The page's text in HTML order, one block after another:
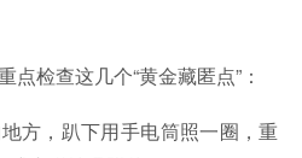
检查这几个“黄金藏匿点”：
方，趴下用手电筒照一圈，重